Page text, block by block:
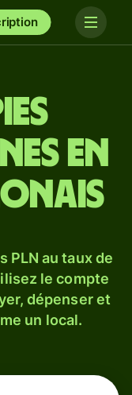
en
PLN au taux de
le compte
dépenser et
un local.